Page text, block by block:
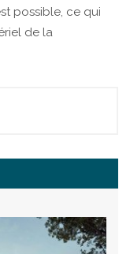
possible, ce qui
de la